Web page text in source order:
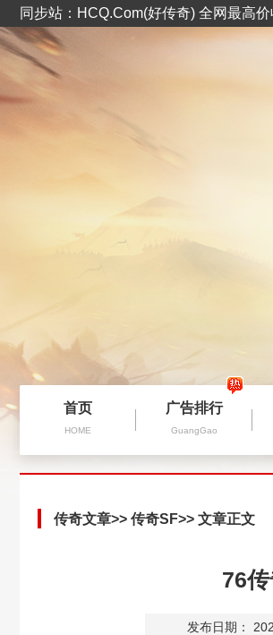
同步站：HCQ.Com(好传奇) 全网最高
首页
HOME
广告排行
GuangGao
传奇文章>> 传奇SF>> 文章正文
76
发布日期：